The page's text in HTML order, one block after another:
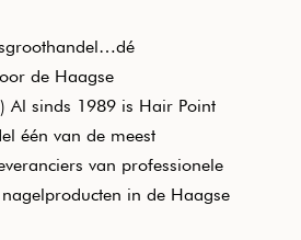
de Haagse
Al sinds 1989 is Hair Point
één van de meest
van professionele
in de Haagse